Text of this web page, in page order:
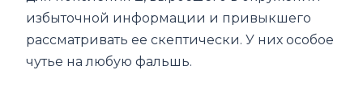
избыточной информации и привыкшего
рассматривать ее скептически. У них особое
чутье на любую фальшь.